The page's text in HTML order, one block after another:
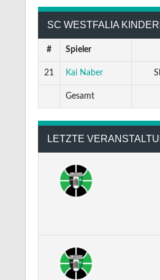
SC WESTFALIA
# Spieler
21 Kai Naber
Gesamt
LETZTE